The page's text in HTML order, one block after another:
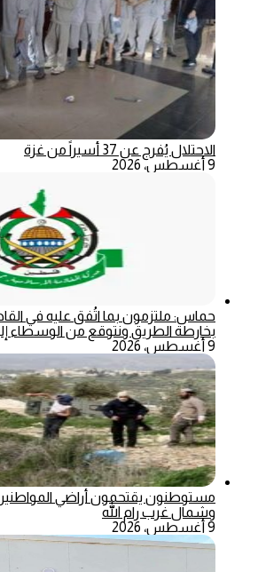
الاحتلال يُفرج عن 37 أسيراً من غزة
9 أغسطس، 2026
حماس: ملتزمون بما اتُفق عليه في
بخارطة الطريق ونتوقع من الوسطاء
9 أغسطس، 2026
مستوطنون يقتحمون أراضي
وشمال غرب رام الله
9 أغسطس، 2026